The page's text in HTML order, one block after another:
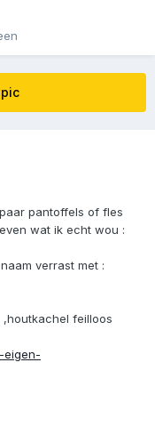
pantoffels of fles
wat ik echt wou :
verrast met :
,houtkachel feilloos
eigen-